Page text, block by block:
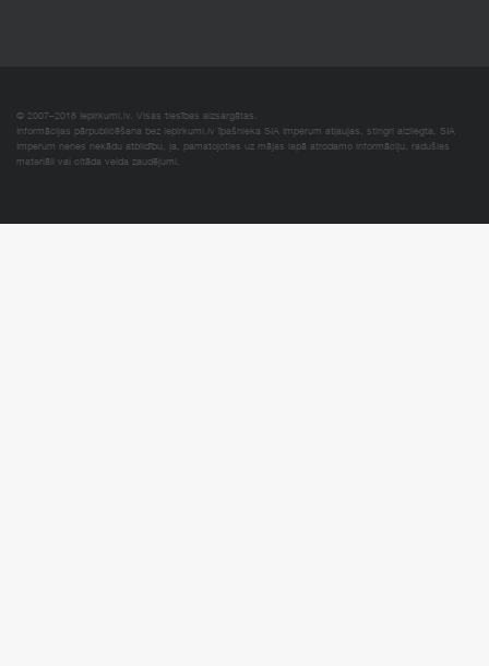
© 2007–2018 Iepirkumi.lv. Visas tiesības aizsargātas.
Informācijas pārpublicēšana bez iepirkumi.lv īpašnieka SIA Imperum atļaujas, stingri aizliegta. SIA
Imperum nenes nekādu atbildību, ja, pamatojoties uz mājas lapā atrodamo informāciju, radušies
materiāli vai citāda veida zaudējumi.